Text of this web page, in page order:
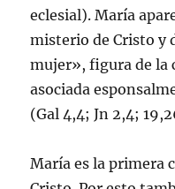
eclesial). Marí­a
misterio de Cristo y
mujer», figura de la
asociada
(Gal 4,4; Jn 2,4;
Marí­a es la primera